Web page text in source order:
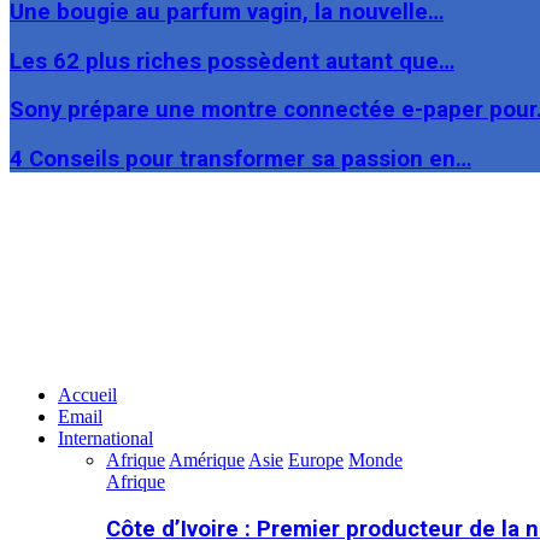
Une bougie au parfum vagin, la nouvelle…
Les 62 plus riches possèdent autant que…
Sony prépare une montre connectée e-paper
4 Conseils pour transformer sa passion en…
Accueil
Email
International
Afrique Amérique Asie Europe Monde
Afrique
Côte d’Ivoire : Premier producteur de la